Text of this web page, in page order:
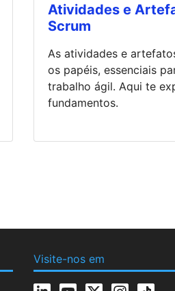
Atividades e
Scrum
As atividades e
os papéis, essenciais
trabalho ágil. Aqui te
fundamentos.
Visite-nos em